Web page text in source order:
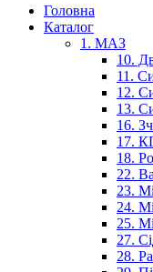
Головна
Каталог
1. МАЗ
10.
11.
12.
13.
16.
17.
18.
22.
23.
24.
25.
27.
28.